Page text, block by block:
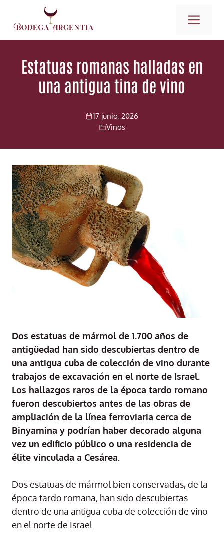
contenido
Estatuas romanas halladas en
una antigua tina de vino
17 junio, 2026
Vinos
Dos estatuas de mármol de 1.700 años de
antigüedad han sido descubiertas dentro de
una antigua cuba de colección de vino durante
trabajos de excavación en el norte de Israel.
Los hallazgos raros de la época tardo romano
fueron descubiertos antes de las obras de
ampliación de la línea ferroviaria cerca de
Binyamina y podrían haber decorado alguna
vez un edificio público o una residencia de
élite vinculada a Cesárea.
Dos estatuas de mármol bien conservadas, de la
época tardo romana, han sido descubiertas
dentro de una antigua cuba de colección de vino
en el norte de Israel.